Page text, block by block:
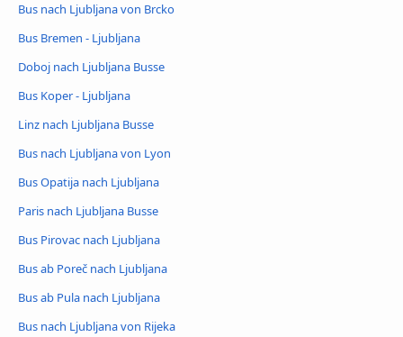
Bus nach Ljubljana von Brcko
Bus Bremen - Ljubljana
Doboj nach Ljubljana Busse
Bus Koper - Ljubljana
Linz nach Ljubljana Busse
Bus nach Ljubljana von Lyon
Bus Opatija nach Ljubljana
Paris nach Ljubljana Busse
Bus Pirovac nach Ljubljana
Bus ab Poreč nach Ljubljana
Bus ab Pula nach Ljubljana
Bus nach Ljubljana von Rijeka